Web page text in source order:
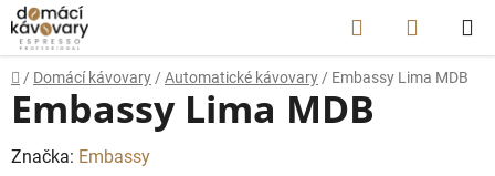
Prejsť
na
obsah
Hľadať
KOŠÍK
Domov
/ Domácí kávovary / Automatické kávovary / Embassy Lima MDB
Embassy Lima MDB
Značka: Embassy